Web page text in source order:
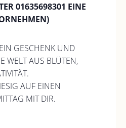
01635698301 EINE
GESCHENK UND
WELT AUS BLÜTEN,
AUF EINEN
MIT DIR.